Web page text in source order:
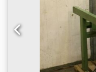
Elektrik und
Garantiejahr .Die
Stoßstangen
ausgestattet